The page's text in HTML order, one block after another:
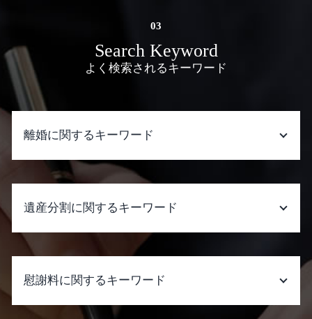
Search Keyword
よく検索されるキーワード
離婚に関するキーワード
離婚 相続 子供
離婚 教育費
離婚 相談 弁護士
婚姻 関係 破綻 不貞
離婚 協議書
離婚調停 費用 どちらが 払う
遺産分割に関するキーワード
遺産分割 生前贈与
遺産分割 兄弟 争い
遺産分割 預り金
慰謝料に関するキーワード